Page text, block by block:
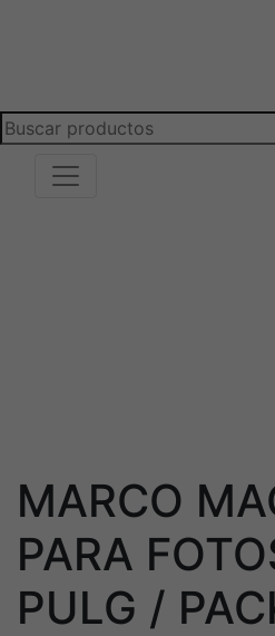
Buscar:
MARCO
PARA
PULG /